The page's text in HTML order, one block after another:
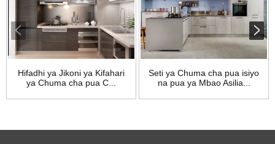
Hifadhi ya Jikoni ya Kifahari
ya Chuma cha pua C...
Seti ya Chuma cha pua isiyo
na pua ya Mbao Asilia...